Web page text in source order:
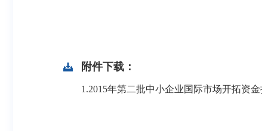
附件下载：
1.2015年第二批中小企业国际市场开拓资